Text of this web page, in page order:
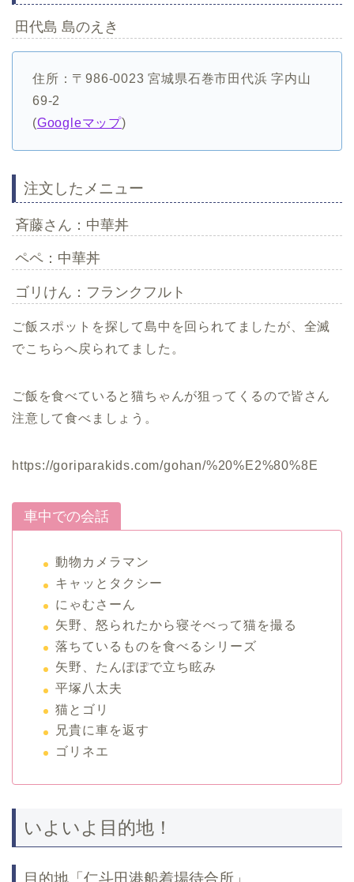
田代島 島のえき
住所：〒986-0023 宮城県石巻市田代浜 字内山
69-2
(Googleマップ)
注文したメニュー
斉藤さん：中華丼
ペペ：中華丼
ゴリけん：フランクフルト
ご飯スポットを探して島中を回られてましたが、全滅
でこちらへ戻られてました。
ご飯を食べていると猫ちゃんが狙ってくるので皆さん
注意して食べましょう。
https://goriparakids.com/gohan/%20%E2%80%8E
車中での会話
動物カメラマン
キャッとタクシー
にゃむさーん
矢野、怒られたから寝そべって猫を撮る
落ちているものを食べるシリーズ
矢野、たんぽぽで立ち眩み
平塚八太夫
猫とゴリ
兄貴に車を返す
ゴリネエ
いよいよ目的地！
目的地「仁斗田港船着場待合所」